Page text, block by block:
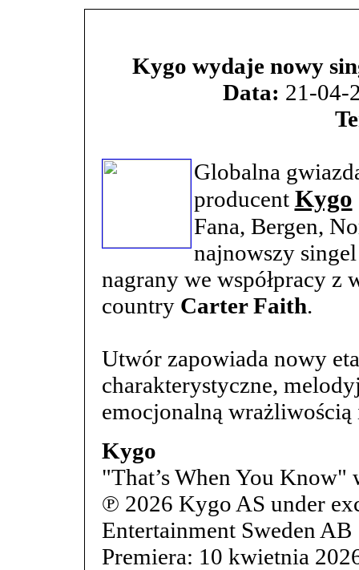
Kygo wydaje nowy
Data: 21-04-
Globalna
producent Kygo
Fana, Bergen,
najnowszy
nagrany we współpracy z
country Carter Faith.
Utwór zapowiada nowy
charakterystyczne,
emocjonalną
Kygo
"That’s When You
℗ 2026 Kygo AS under
Entertainment Sweden AB
Premiera: 10 kwietnia